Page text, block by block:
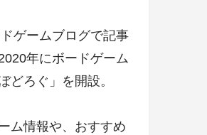
ゲームブログで記事
年にボードゲーム
どろぐ」を開設。
ム情報や、おすすめ